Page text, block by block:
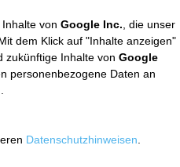
von Google Inc. , die unser
dem Klick auf "Inhalte anzeigen"
zukünftige Inhalte von Google
personenbezogene Daten an
Datenschutzhinweisen